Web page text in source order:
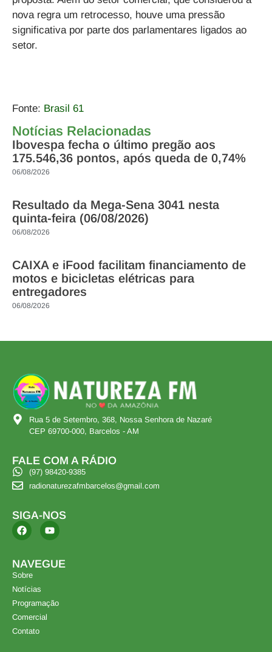
nova regra um retrocesso, houve uma pressão
significativa por parte dos parlamentares ligados ao
setor.
Fonte: Brasil 61
Notícias Relacionadas
Ibovespa fecha o último pregão aos
175.546,36 pontos, após queda de 0,74%
06/08/2026
Resultado da Mega-Sena 3041 nesta
quinta-feira (06/08/2026)
06/08/2026
CAIXA e iFood facilitam financiamento de
motos e bicicletas elétricas para
entregadores
06/08/2026
Rua 5 de Setembro, 368, Nossa Senhora de Nazaré
CEP 69700-000, Barcelos - AM
FALE COM A RÁDIO
(97) 98420-9385
radionaturezafmbarcelos@gmail.com
SIGA-NOS
NAVEGUE
Sobre
Notícias
Programação
Comercial
Contato